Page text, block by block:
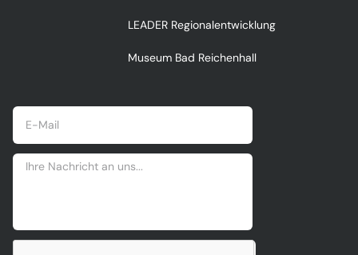
LEADER Regionalentwicklung
Museum Bad Reichenhall